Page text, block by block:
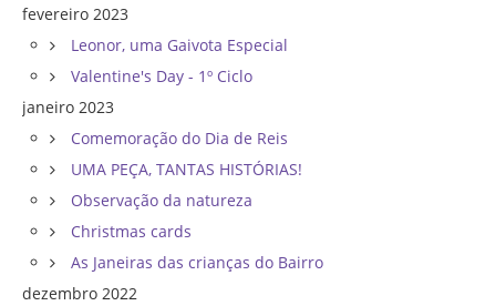
fevereiro 2023
Leonor, uma Gaivota Especial
Valentine's Day - 1º Ciclo
janeiro 2023
Comemoração do Dia de Reis
UMA PEÇA, TANTAS HISTÓRIAS!
Observação da natureza
Christmas cards
As Janeiras das crianças do Bairro
dezembro 2022